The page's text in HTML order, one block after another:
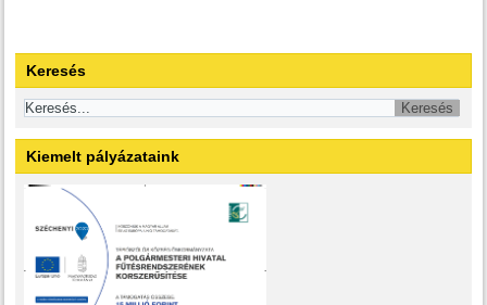
Keresés
Kiemelt pályázataink